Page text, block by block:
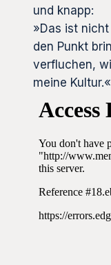
und knapp:
»Das ist
den Punkt
verfluchen,
meine Kultur.«